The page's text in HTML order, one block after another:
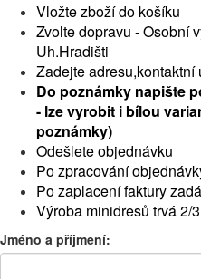
Vložte zboží do košíku
Zvolte dopravu - Osobní
Uh.Hradišti
Zadejte adresu,kontaktní
Do poznámky napište
- lze vyrobit i bílou
poznámky)
Odešlete objednávku
Po zpracování
Po zaplacení faktury
Výroba minidresů trvá 2/
Jméno a příjmení: